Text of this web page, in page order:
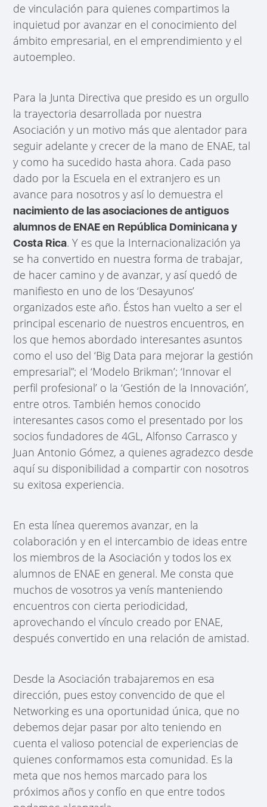
de vinculación para quienes compartimos la
inquietud por avanzar en el conocimiento del
ámbito empresarial, en el emprendimiento y el
autoempleo.
Para la Junta Directiva que presido es un orgullo
la trayectoria desarrollada por nuestra
Asociación y un motivo más que alentador para
seguir adelante y crecer de la mano de ENAE, tal
y como ha sucedido hasta ahora. Cada paso
dado por la Escuela en el extranjero es un
avance para nosotros y así lo demuestra el
nacimiento de las asociaciones de antiguos
alumnos de ENAE en República Dominicana y
Costa Rica. Y es que la Internacionalización ya
se ha convertido en nuestra forma de trabajar,
de hacer camino y de avanzar, y así quedó de
manifiesto en uno de los ‘Desayunos’
organizados este año. Éstos han vuelto a ser el
principal escenario de nuestros encuentros, en
los que hemos abordado interesantes asuntos
como el uso del ‘Big Data para mejorar la gestión
empresarial”; el ‘Modelo Brikman’; ‘Innovar el
perfil profesional’ o la ‘Gestión de la Innovación’,
entre otros. También hemos conocido
interesantes casos como el presentado por los
socios fundadores de 4GL, Alfonso Carrasco y
Juan Antonio Gómez, a quienes agradezco desde
aquí su disponibilidad a compartir con nosotros
su exitosa experiencia.
En esta línea queremos avanzar, en la
colaboración y en el intercambio de ideas entre
los miembros de la Asociación y todos los ex
alumnos de ENAE en general. Me consta que
muchos de vosotros ya venís manteniendo
encuentros con cierta periodicidad,
aprovechando el vínculo creado por ENAE,
después convertido en una relación de amistad.
Desde la Asociación trabajaremos en esa
dirección, pues estoy convencido de que el
Networking es una oportunidad única, que no
debemos dejar pasar por alto teniendo en
cuenta el valioso potencial de experiencias de
quienes conformamos esta comunidad. Es la
meta que nos hemos marcado para los
próximos años y confío en que entre todos